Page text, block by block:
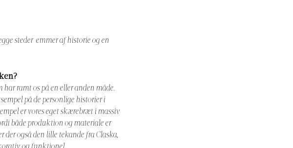
steder emmer af historie og en
ramt os på en eller anden måde.
på de personlige historier i
er vores eget skærebræt i massiv
både produktion og materiale er
også den lille tekande fra Claska,